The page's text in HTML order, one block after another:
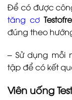
Để có được
tăng cơ
đúng theo
– Sử dụng mỗi
tập để có kết
Viên uống